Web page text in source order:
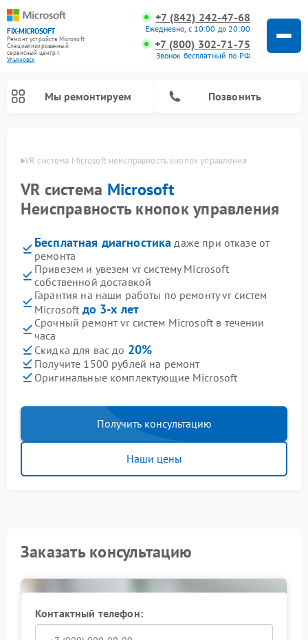
FIX-MICROSOFT
Ремонт устройств Microsoft
Специализированный
cервисный центр г.
Ульяновск
+7 (842) 242-47-68
Ежедневно, с 10:00 до 20:00
+7 (800) 302-71-75
Звонок бесплатный по РФ
Мы ремонтируем Позвонить
VR система Microsoft неисправность кнопок управления
VR система Microsoft
Неисправность кнопок управления
Бесплатная диагностика даже при отказе от
ремонта
Привезем и увезем vr систему Microsoft
собственной доставкой
Гарантия на наши работы по ремонту vr систем
Microsoft до 3-х лет
Срочный ремонт vr систем Microsoft в течении
часа
Скидка для вас до 20%
Получите 1500 рублей на ремонт
Оригинальные комплектующие Microsoft
Получить консультацию
Наши цены
Заказать консультацию
Контактный телефон: